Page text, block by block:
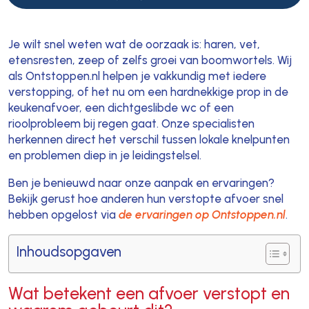
Je wilt snel weten wat de oorzaak is: haren, vet,
etensresten, zeep of zelfs groei van boomwortels. Wij
als Ontstoppen.nl helpen je vakkundig met iedere
verstopping, of het nu om een hardnekkige prop in de
keukenafvoer, een dichtgeslibde wc of een
rioolprobleem bij regen gaat. Onze specialisten
herkennen direct het verschil tussen lokale knelpunten
en problemen diep in je leidingstelsel.
Ben je benieuwd naar onze aanpak en ervaringen?
Bekijk gerust hoe anderen hun verstopte afvoer snel
hebben opgelost via de ervaringen op Ontstoppen.nl.
Inhoudsopgaven
Wat betekent een afvoer verstopt en